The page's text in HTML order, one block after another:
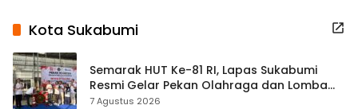
Kota Sukabumi
Semarak HUT Ke-81 RI, Lapas Sukabumi
Resmi Gelar Pekan Olahraga dan Lomba
Tradisional
7 Agustus 2026